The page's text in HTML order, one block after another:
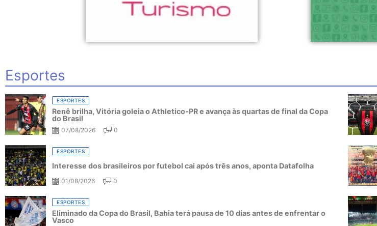
Esportes
ESPORTES
Renê brilha, Vitória goleia o Athletico-PR e avança às quartas de final da Copa
do Brasil
07/08/2026 0
ESPORTES
Interesse dos brasileiros por futebol cai após três anos, aponta Datafolha
01/08/2026 0
ESPORTES
Eliminado da Copa do Brasil, Bahia terá pausa de 10 dias antes de enfrentar o
Vasco